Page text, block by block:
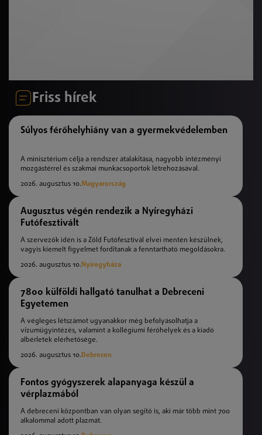
Friss hírek
Súlyos férőhelyhiány van a gyermekvédelemben
A minisztérium célja a rendszer átalakítása, nagyobb intézményi
mozgástérrel és szakmai munkacsoportok létrehozásával.
2026. augusztus 10.Magyarország
Augusztus végén rendezik a Nyíregyházi
Futófesztivált
A szervezők idén is a Zöld Futófesztivál elvei mentén készülnek,
vagyis kiemelt figyelmet fordítanak a fenntartható megoldásokra.
2026. augusztus 10. Nyíregyháza
7800 külföldi hallgató tanulhat a Debreceni
Egyetemen
A végleges létszámot ugyanakkor még befolyásolhatja a
vízumügyintézés, valamint a kollégiumi férőhelyek és a kiadó
albérletek elérhetősége.
2026. augusztus 10.Debrecen
Fontos gyógyszerek alapanyaga készül a
vérplazmából
A debreceni központban van olyan segítő is, aki már több mint 700
alkalommal adott plazmát.